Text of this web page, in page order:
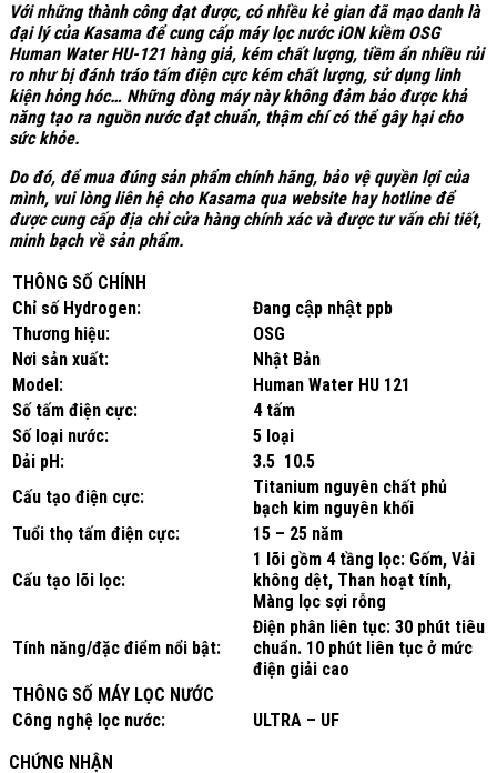
Với những thành công đạt được, có nhiều kẻ gian đã mạo danh là
đại lý của Kasama để cung cấp máy lọc nước iON kiềm OSG
Human Water HU-121 hàng giả, kém chất lượng, tiềm ẩn nhiều rủi
ro như bị đánh tráo tấm điện cực kém chất lượng, sử dụng linh
kiện hỏng hóc… Những dòng máy này không đảm bảo được khả
năng tạo ra nguồn nước đạt chuẩn, thậm chí có thể gây hại cho
sức khỏe.
Do đó, để mua đúng sản phẩm chính hãng, bảo vệ quyền lợi của
mình, vui lòng liên hệ cho Kasama qua website hay hotline để
được cung cấp địa chỉ cửa hàng chính xác và được tư vấn chi tiết,
minh bạch về sản phẩm.
THÔNG SỐ CHÍNH
Chỉ số Hydrogen:
Đang cập nhật ppb
Thương hiệu:
OSG
Nơi sản xuất:
Nhật Bản
Model:
Human Water HU 121
Số tấm điện cực:
4 tấm
Số loại nước:
5 loại
Dải pH:
3.5 10.5
Cấu tạo điện cực:
Titanium nguyên chất phủ
bạch kim nguyên khối
Tuổi thọ tấm điện cực:
15 – 25 năm
Cấu tạo lõi lọc:
1 lõi gồm 4 tầng lọc: Gốm, Vải
không dệt, Than hoạt tính,
Màng lọc sợi rỗng
Tính năng/đặc điểm nổi bật:
Điện phân liên tục: 30 phút tiêu
chuẩn. 10 phút liên tục ở mức
điện giải cao
THÔNG SỐ MÁY LỌC NƯỚC
Công nghệ lọc nước:
ULTRA – UF
CHỨNG NHẬN